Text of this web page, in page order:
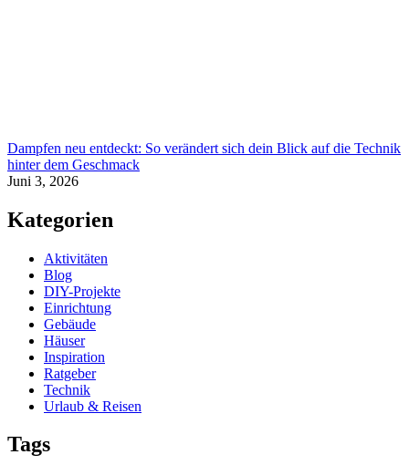
Dampfen neu entdeckt: So verändert sich dein Blick auf die Technik
hinter dem Geschmack
Juni 3, 2026
Kategorien
Aktivitäten
Blog
DIY-Projekte
Einrichtung
Gebäude
Häuser
Inspiration
Ratgeber
Technik
Urlaub & Reisen
Tags